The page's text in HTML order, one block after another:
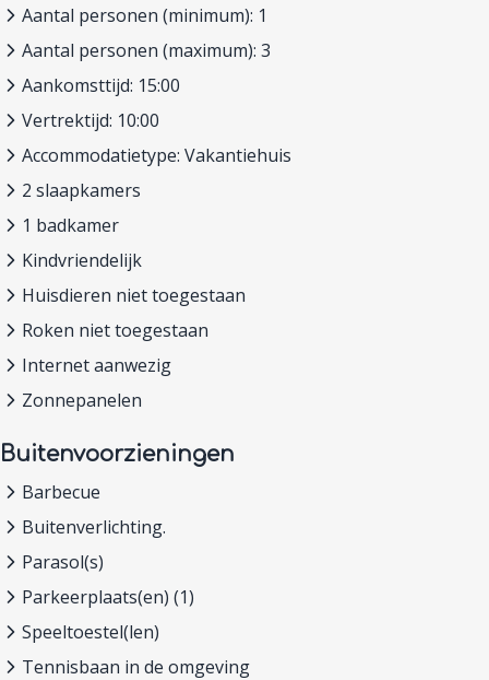
Aantal personen (minimum): 1
Aantal personen (maximum): 3
Aankomsttijd: 15:00
Vertrektijd: 10:00
Accommodatietype: Vakantiehuis
2 slaapkamers
1 badkamer
Kindvriendelijk
Huisdieren niet toegestaan
Roken niet toegestaan
Internet aanwezig
Zonnepanelen
Buitenvoorzieningen
Barbecue
Buitenverlichting.
Parasol(s)
Parkeerplaats(en) (1)
Speeltoestel(len)
Tennisbaan in de omgeving